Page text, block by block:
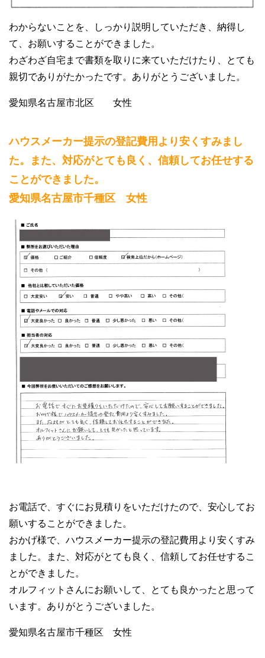
わからないことを、しっかり説明していただき、納得し
て、お願いすることができました。
わざわざ自宅まで書類を取りに来ていただけたり、とても
親切でありがたかったです。ありがとうございました。
愛知県名古屋市北区 女性
ハウスメーカー提示の登記費用より安くすみまし
た。また、対応がとても良く、信頼してお任せする
ことができました。
愛知県名古屋市千種区 女性
お電話で、すぐにお見積りをいただけたので、安心してお
願いすることができました。
おかげ様で、ハウスメーカー提示の登記費用より安くすみ
ました。また、対応がとても良く、信頼してお任せするこ
とができました。
オルフィットさんにお願いして、とても良かったと思って
います。ありがとうございました。
愛知県名古屋市千種区 女性